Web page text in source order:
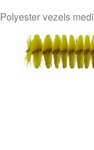
Polyester vezels